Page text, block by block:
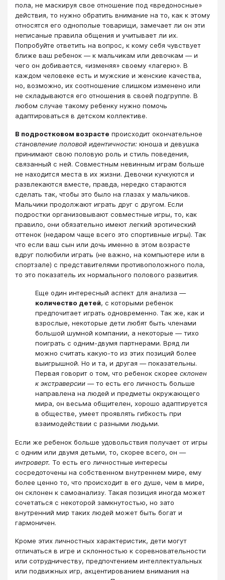
пола, не маскируя свое отношение под «вредоносные»
действия, то нужно обратить внимание на то, как к этому
относятся его однополые товарищи, замечает ли он эти
неписаные правила общения и учитывает ли их.
Попробуйте ответить на вопрос, к кому себя чувствует
ближе ваш ребенок ― к мальчикам или девочкам ― и
чего он добивается, «изменяя» своему «лагерю». В
каждом человеке есть и мужские и женские качества,
но, возможно, их соотношение слишком изменено или
не складываются его отношения в своей подгруппе. В
любом случае такому ребенку нужно помочь
адаптироваться в детском коллективе.
В подростковом возрасте происходит окончательное
становление половой идентичности: юноша и девушка
принимают свою половую роль и стиль поведения,
связанный с ней. Совместным невинным играм больше
не находится места в их жизни. Девочки кучкуются и
развлекаются вместе, правда, нередко стараются
сделать так, чтобы это было на глазах у мальчиков.
Мальчики продолжают играть друг с другом. Если
подростки организовывают совместные игры, то, как
правило, они обязательно имеют легкий эротический
оттенок (недаром чаще всего это спортивные игры). Так
что если ваш сын или дочь именно в этом возрасте
вдруг полюбили играть (не важно, на компьютере или в
спортзале) с представителями противоположного пола,
то это показатель их нормального полового развития.
Еще один интересный аспект для анализа ―
количество детей, с которыми ребенок
предпочитает играть одновременно. Так же, как и
взрослые, некоторые дети любят быть членами
большой шумной компании, а некоторые ― тихо
поиграть с одним-двумя партнерами. Вряд ли
можно считать какую-то из этих позиций более
выигрышной. Но и та, и другая ― показательны.
Первая говорит о том, что ребенок скорее склонен
к экстраверсии ― то есть его личность больше
направлена на людей и предметы окружающего
мира, он весьма общителен, хорошо адаптируется
в обществе, умеет проявлять гибкость при
взаимодействии с разными людьми.
Если же ребенок больше удовольствия получает от игры
с одним или двумя детьми, то, скорее всего, он ―
интроверт. То есть его личностные интересы
сосредоточены на собственном внутреннем мире, ему
более ценно то, что происходит в его душе, чем в мире,
он склонен к самоанализу. Такая позиция иногда может
сочетаться с некоторой замкнутостью, но зато
внутренний мир таких людей может быть богат и
гармоничен.
Кроме этих личностных характеристик, дети могут
отличаться в игре и склонностью к соревновательности
или сотрудничеству, предпочтением интеллектуальных
или подвижных игр, акцентированием внимания на